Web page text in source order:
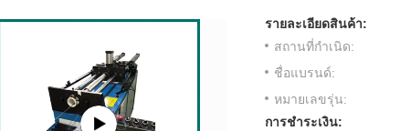
รายละเอียดสินค้า:
สถานที่กำเนิด:
ชื่อแบรนด์:
หมายเลขรุ่น:
การชำระเงิน: